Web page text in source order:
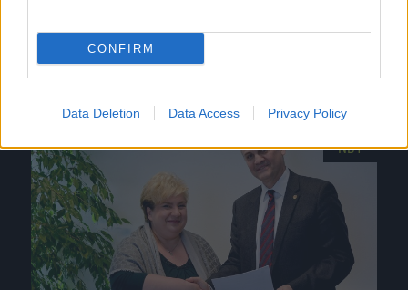
CONFIRM
Data Deletion Data Access Privacy Policy
nemzetközileg nem is érvényesek – […]
NB1